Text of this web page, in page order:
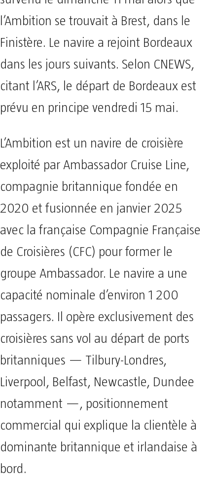
l’Ambition se trouvait à Brest, dans le
Finistère. Le navire a rejoint Bordeaux
dans les jours suivants. Selon CNEWS,
citant l’ARS, le départ de Bordeaux est
prévu en principe vendredi 15 mai.
L’Ambition est un navire de croisière
exploité par Ambassador Cruise Line,
compagnie britannique fondée en
2020 et fusionnée en janvier 2025
avec la française Compagnie Française
de Croisières (CFC) pour former le
groupe Ambassador. Le navire a une
capacité nominale d’environ 1 200
passagers. Il opère exclusivement des
croisières sans vol au départ de ports
britanniques — Tilbury-Londres,
Liverpool, Belfast, Newcastle, Dundee
notamment —, positionnement
commercial qui explique la clientèle à
dominante britannique et irlandaise à
bord.